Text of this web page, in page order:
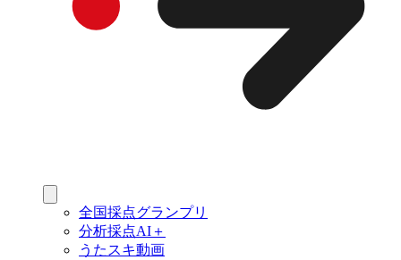
全国採点グランプリ
分析採点AI＋
うたスキ動画